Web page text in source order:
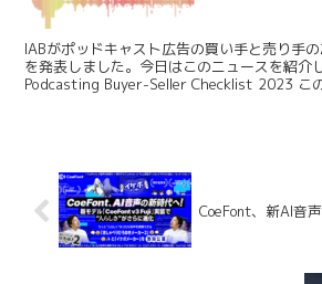
IABがポッドキャスト広告の買い手と売り手
を発表しました。今日はこのニュースを紹介
Podcasting Buyer-Seller Checklist 2023 こ
CoeFont、新AI音